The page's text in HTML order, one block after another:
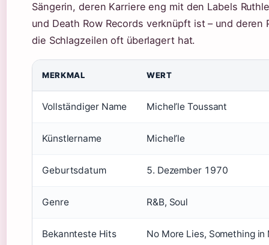
Sängerin, deren Karriere eng mit den Labels
und Death Row Records verknüpft ist – und deren
die Schlagzeilen oft überlagert hat.
MERKMAL WERT
Vollständiger Name Michel’le Toussant
Künstlername Michel’le
Geburtsdatum 5. Dezember 1970
Genre R&B, Soul
Bekannteste Hits No More Lies, Something